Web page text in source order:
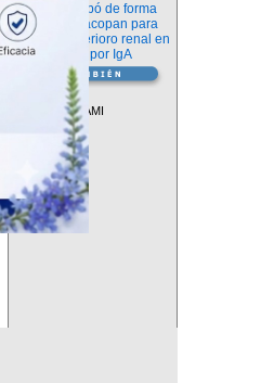
La FDA aprobó de forma
definitiva iptacopan para
frenar el deterioro renal en
la nefropatía por IgA
Vademécum
Descuentos PAMI